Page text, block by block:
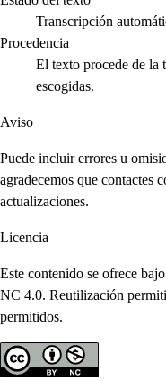
Transcripción
Procedencia
El texto procede de la
escogidas.
Aviso
Puede incluir errores u
agradecemos que contactes
actualizaciones.
Licencia
Este contenido se ofrece
NC 4.0. Reutilización
permitidos.